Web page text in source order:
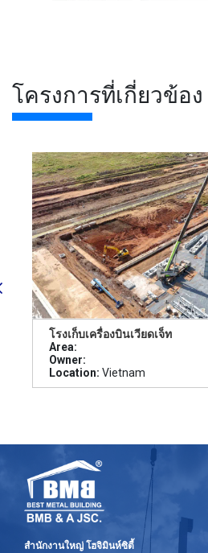
โครงการที่เกี่ยวข้อง
โรงเก็บเครื่องบินเวียดเจ็ท
Area:
Owner:
Location: Vietnam
สำนักงานใหญ่ โฮจิมินห์ซิตี้